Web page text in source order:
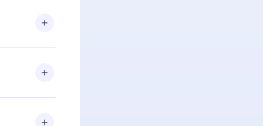
el
de
más de
leer o
iOS,
momento